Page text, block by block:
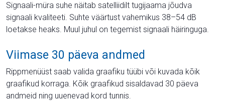
Signaali-müra suhe näitab satelliidilt tugijaama jõudva
signaali kvaliteeti. Suhte väärtust vahemikus 38–54 dB
loetakse heaks. Muul juhul on tegemist signaali häiringuga.
Viimase 30 päeva andmed
Rippmenüüst saab valida graafiku tüübi või kuvada kõik
graafikud korraga. Kõik graafikud sisaldavad 30 päeva
andmeid ning uuenevad kord tunnis.